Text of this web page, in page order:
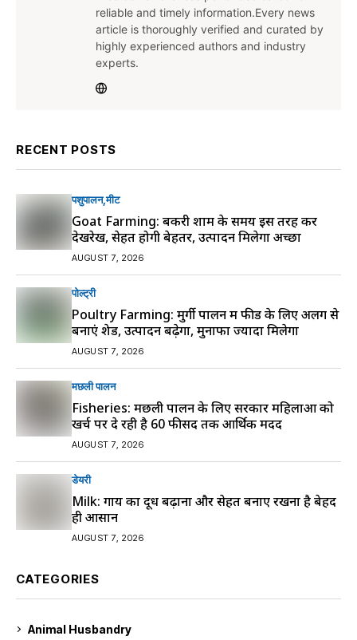
reliable and timely information.Every news
article is thoroughly verified and curated by
highly experienced authors and industry
experts.
RECENT POSTS
पशुपालन मीट
Goat Farming: बकरी शाम के समय इस तरह करें
देखरेख, सेहत होगी बेहतर, उत्पादन मिलेगा अच्छा
AUGUST 7, 2026
पोल्ट्री
Poultry Farming: मुर्गी पालन में फीड के लिए अलग से
बनाएं शेड, उत्पादन बढ़ेगा, मुनाफा ज्यादा मिलेगा
AUGUST 7, 2026
मछली पालन
Fisheries: मछली पालन के लिए सरकार महिलाओं को
खर्च पर दे रही है 60 फीसद तक आर्थिक मदद
AUGUST 7, 2026
डेयरी
Milk: गाय का दूध बढ़ाना और सेहत बनाए रखना है बेहद
ही आसान
AUGUST 7, 2026
CATEGORIES
Animal Husbandry